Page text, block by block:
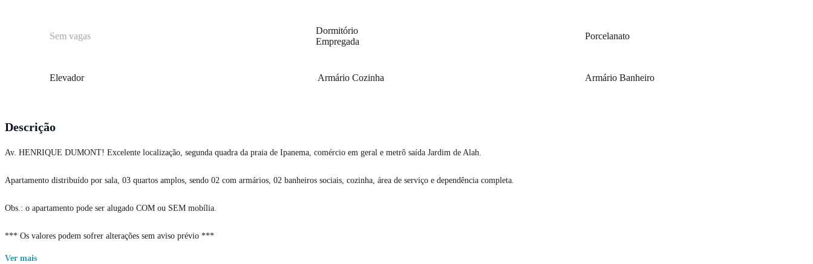
Sem vagas
Dormitório
Empregada
Porcelanato
Elevador Armário Cozinha Armário Banheiro
Descrição
Av. HENRIQUE DUMONT! Excelente localização, segunda quadra da praia de Ipanema, comércio em geral e metrô saída Jardim de Alah.
Apartamento distribuído por sala, 03 quartos amplos, sendo 02 com armários, 02 banheiros sociais, cozinha, área de serviço e dependência completa.
Obs.: o apartamento pode ser alugado COM ou SEM mobília.
*** Os valores podem sofrer alterações sem aviso prévio ***
Ver mais